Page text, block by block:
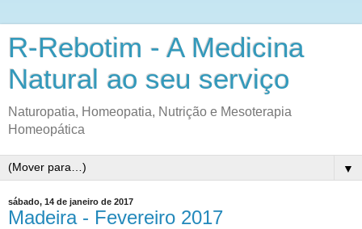
R-Rebotim - A Medicina
Natural ao seu serviço
Naturopatia, Homeopatia, Nutrição e Mesoterapia
Homeopática
▼
sábado, 14 de janeiro de 2017
Madeira - Fevereiro 2017